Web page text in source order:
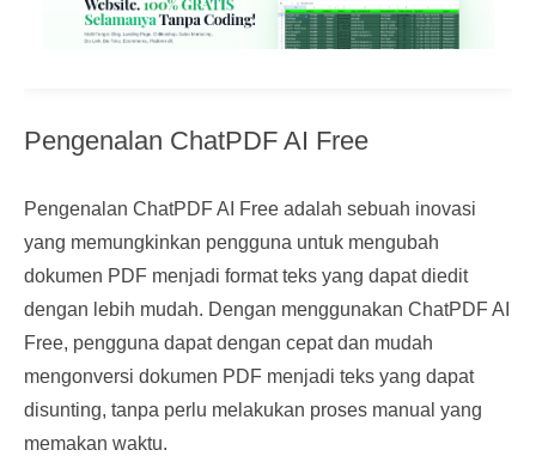
Pengenalan ChatPDF AI Free
Pengenalan ChatPDF AI Free adalah sebuah inovasi
yang memungkinkan pengguna untuk mengubah
dokumen PDF menjadi format teks yang dapat diedit
dengan lebih mudah. Dengan menggunakan ChatPDF AI
Free, pengguna dapat dengan cepat dan mudah
mengonversi dokumen PDF menjadi teks yang dapat
disunting, tanpa perlu melakukan proses manual yang
memakan waktu.